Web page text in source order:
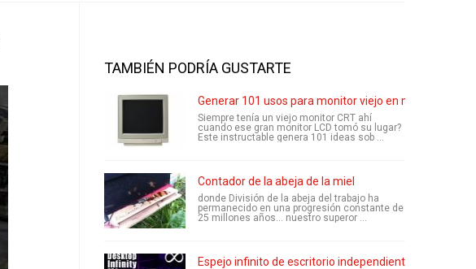
TAMBIÉN PODRÍA GUSTARTE
Generar 101 usos para monitor viejo en media hora! ¿
Siempre tenía un viejo monitor CRT ahí
cuando ese gran monitor LCD tomó su lugar?
Este instructable genera 101 ideas sob ...
Contador de la abeja de la miel
donde División de la abeja del trabajo ha
permanecido en una progresión constante de
25 millones años... nuestro superor ...
Espejo infinito de escritorio independiente - fácil